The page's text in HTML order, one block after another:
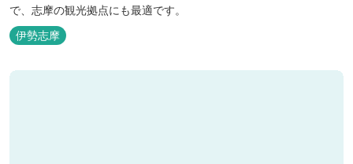
で、志摩の観光拠点にも最適です。
伊勢志摩